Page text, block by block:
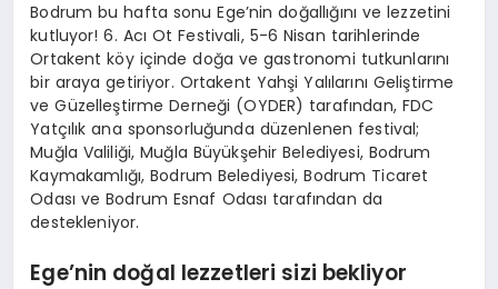
Bodrum bu hafta sonu Ege’nin doğallığını ve lezzetini
kutluyor! 6. Acı Ot Festivali, 5-6 Nisan tarihlerinde
Ortakent köy içinde doğa ve gastronomi tutkunlarını
bir araya getiriyor. Ortakent Yahşi Yalılarını Geliştirme
ve Güzelleştirme Derneği (OYDER) tarafından, FDC
Yatçılık ana sponsorluğunda düzenlenen festival;
Muğla Valiliği, Muğla Büyükşehir Belediyesi, Bodrum
Kaymakamlığı, Bodrum Belediyesi, Bodrum Ticaret
Odası ve Bodrum Esnaf Odası tarafından da
destekleniyor.
Ege’nin doğal lezzetleri sizi bekliyor